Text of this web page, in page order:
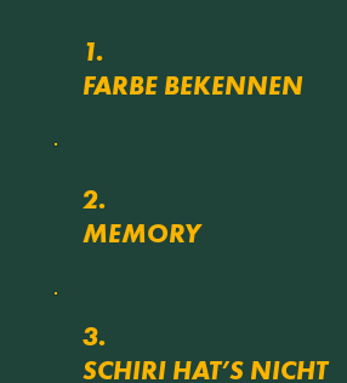
1.
FARBE BEKENNEN
2.
MEMORY
3.
SCHIRI HAT’S NICHT